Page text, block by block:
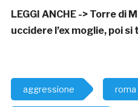
LEGGI ANCHE -> Torre di
uccidere l’ex moglie, poi
aggressione roma